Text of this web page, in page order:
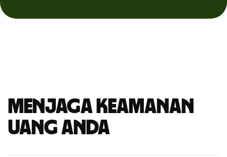
Menjaga keamanan
uang Anda